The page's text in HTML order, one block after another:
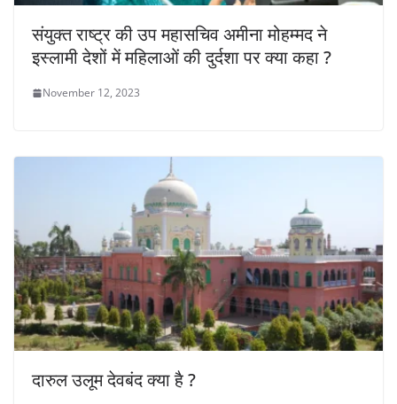
संयुक्त राष्ट्र की उप महासचिव अमीना मोहम्मद ने
इस्लामी देशों में महिलाओं की दुर्दशा पर क्या कहा ?
November 12, 2023
दारुल उलूम देवबंद क्या है ?